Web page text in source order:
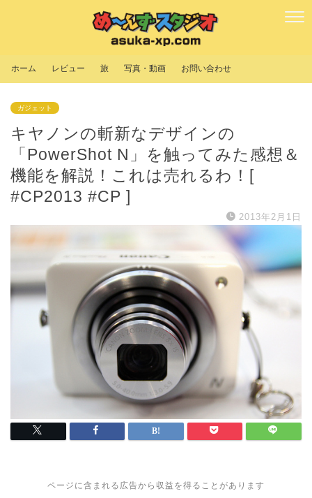
ホーム レビュー 旅 写真・動画 お問い合わせ
ガジェット
キヤノンの斬新なデザインの
「PowerShot N」を触ってみた感想＆
機能を解説！これは売れるわ！[
#CP2013 #CP ]
2013年2月1日
ページに含まれる広告から収益を得ることがあります